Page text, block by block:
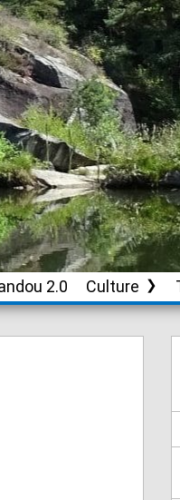
2.0 Culture
Soutien aux
associations